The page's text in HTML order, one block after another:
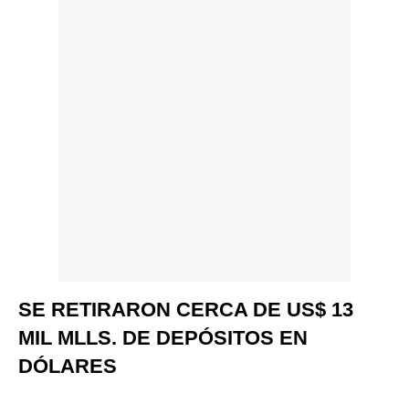
SE RETIRARON CERCA DE US$ 13
MIL MLLS. DE DEPÓSITOS EN
DÓLARES